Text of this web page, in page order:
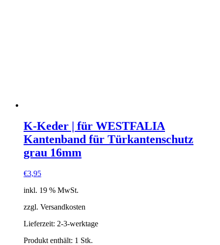
K-Keder | für WESTFALIA
Kantenband für Türkantenschutz
grau 16mm
€3,95
inkl. 19 % MwSt.
zzgl. Versandkosten
Lieferzeit: 2-3-werktage
Produkt enthält: 1 Stk.